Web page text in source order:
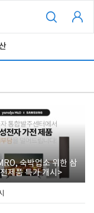
숙박업소 위한 삼
제품 특가 개시>